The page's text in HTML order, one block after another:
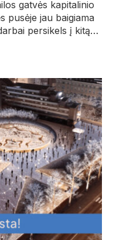
gatvės kapitalinio
pusėje jau baigiama
persikels į kitą…